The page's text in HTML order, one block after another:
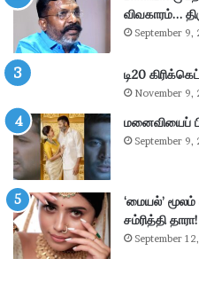
கை
4
.
3
கோ
டி
ரூ
பா
ய்
வ
சூ
ல்
விவகாரம்…
September 9,
டி20
November 9,
மனைவியைப்
September 9,
‘மையல்’ மூலம்
சம்ரித்தி தாரா!
September